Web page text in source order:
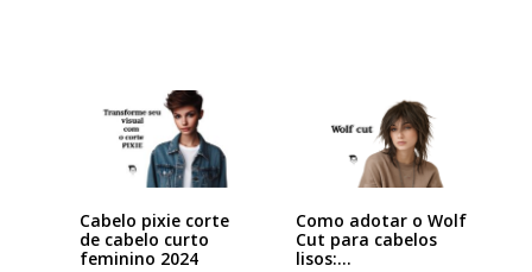
Cabelo pixie corte
de cabelo curto
feminino 2024
Como adotar o Wolf
Cut para cabelos
lisos:…